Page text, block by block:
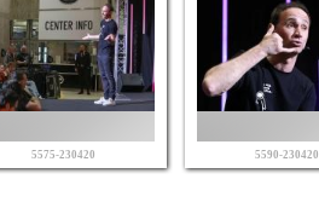
5575-230420 5590-230420